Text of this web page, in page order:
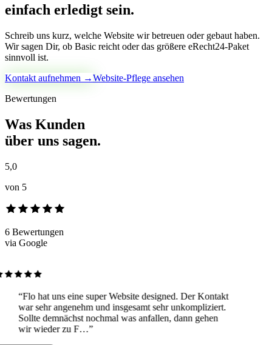
einfach erledigt sein.
Schreib uns kurz, welche Website wir betreuen oder gebaut haben.
Wir sagen Dir, ob Basic reicht oder das größere eRecht24-Paket
sinnvoll ist.
Kontakt aufnehmen →Website-Pflege ansehen
Bewertungen
Was Kunden
über uns sagen.
5,0
von 5
6 Bewertungen
via Google
“Flo hat uns eine super Website designed. Der Kontakt
war sehr angenehm und insgesamt sehr unkompliziert.
Sollte demnächst nochmal was anfallen, dann gehen
wir wieder zu F…”